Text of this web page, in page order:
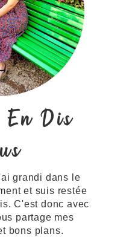
En Dis
grandi dans le
et suis restée
C'est donc avec
partage mes
bons plans.